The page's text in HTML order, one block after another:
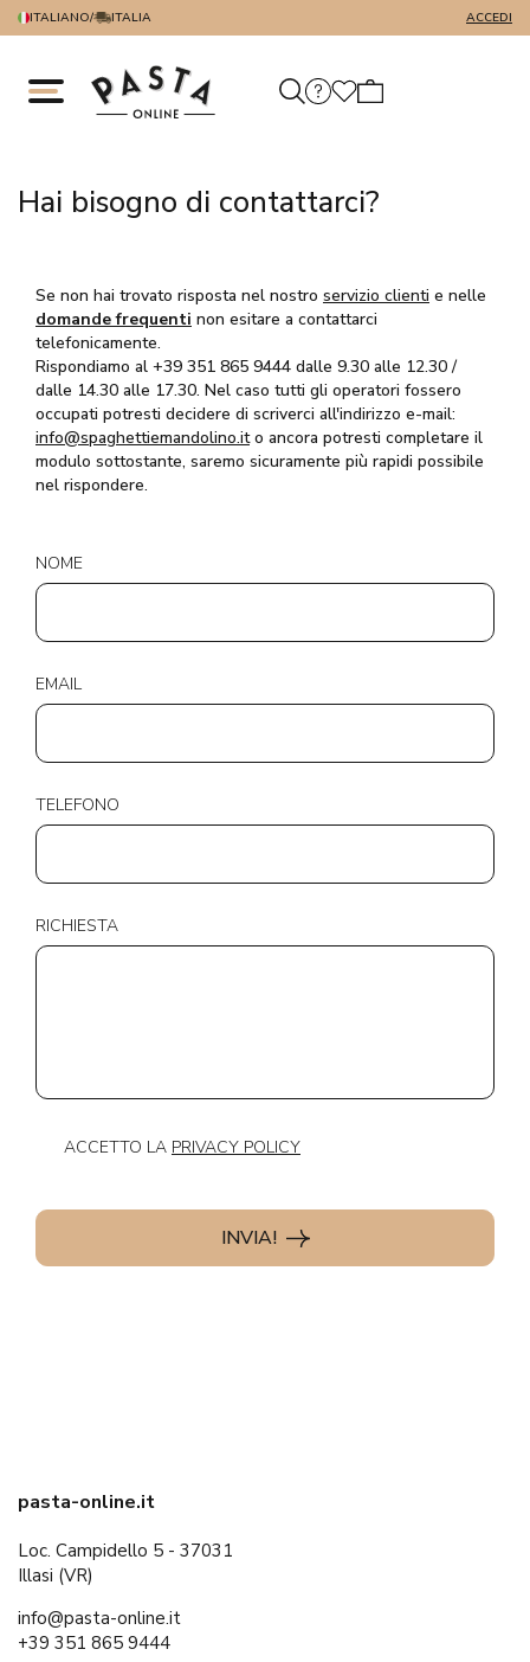
ITALIANO/ ITALIA ACCEDI
Hai bisogno di contattarci?
Se non hai trovato risposta nel nostro servizio clienti e nelle
domande frequenti non esitare a contattarci
telefonicamente.
Rispondiamo al +39 351 865 9444 dalle 9.30 alle 12.30 /
dalle 14.30 alle 17.30. Nel caso tutti gli operatori fossero
occupati potresti decidere di scriverci all'indirizzo e-mail:
info@spaghettiemandolino.ito ancora potresti completare il
modulo sottostante, saremo sicuramente più rapidi possibile
nel rispondere.
NOME
EMAIL
TELEFONO
RICHIESTA
ACCETTO LA PRIVACY POLICY
INVIA!
pasta-online.it
Loc. Campidello 5 - 37031
Illasi (VR)
info@pasta-online.it
+39 351 865 9444